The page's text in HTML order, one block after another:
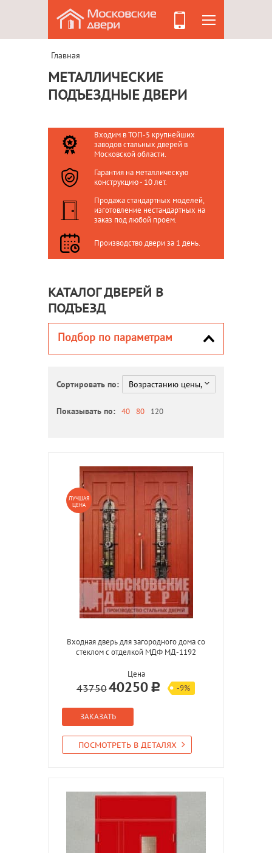
Главная
МЕТАЛЛИЧЕСКИЕ
ПОДЪЕЗДНЫЕ ДВЕРИ
Входим в ТОП-5 крупнейших
заводов стальных дверей в
Московской области.
Гарантия на металлическую
конструкцию - 10 лет.
Продажа стандартных моделей,
изготовление нестандартных на
заказ под любой проем.
Производство двери за 1 день.
КАТАЛОГ ДВЕРЕЙ В
ПОДЪЕЗД
Подбор по параметрам
Сортировать по:
Показывать по: 40 80 120
ЛУЧШАЯ
ЦЕНА
Входная дверь для загородного дома со
стеклом с отделкой МДФ МД-1192
Цена
4375040250 -9%
ЗАКАЗАТЬ
ПОСМОТРЕТЬ В ДЕТАЛЯХ